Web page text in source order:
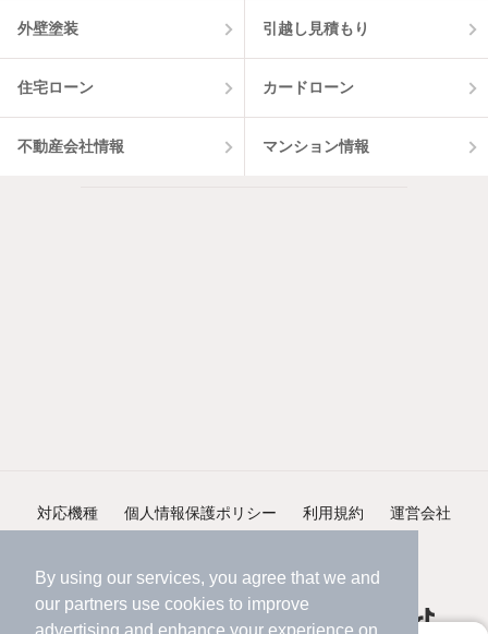
By using our services, you agree that we and
our partners use cookies to improve
外壁塗装 引越し見積もり
住宅ローン カードローン
不動産会社情報 マンション情報
対応機種 個人情報保護ポリシー 利用規約 運営会社